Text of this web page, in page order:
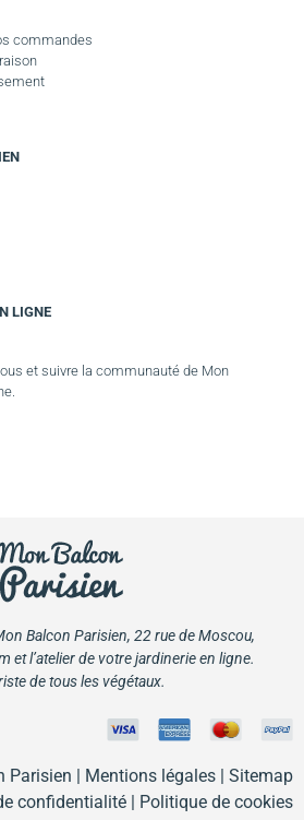
commandes
LIGNE
et suivre la communauté de Mon
Balcon Parisien, 22 rue de Moscou,
et l’atelier de votre jardinerie en ligne.
de tous les végétaux.
Parisien | Mentions légales | Sitemap
confidentialité | Politique de cookies